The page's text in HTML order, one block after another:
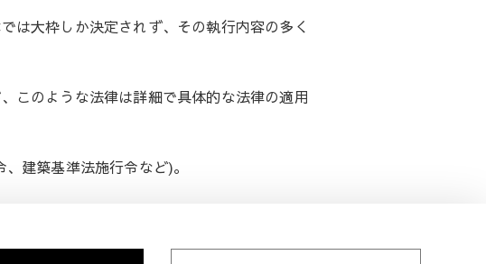
は大枠しか決定されず、その執行内容の多く
このような法律は詳細で具体的な法律の適用
建築基準法施行令など)。